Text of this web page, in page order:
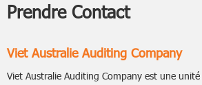
Prendre Contact
Viet Australie Auditing Company
Viet Australie Auditing Company est une